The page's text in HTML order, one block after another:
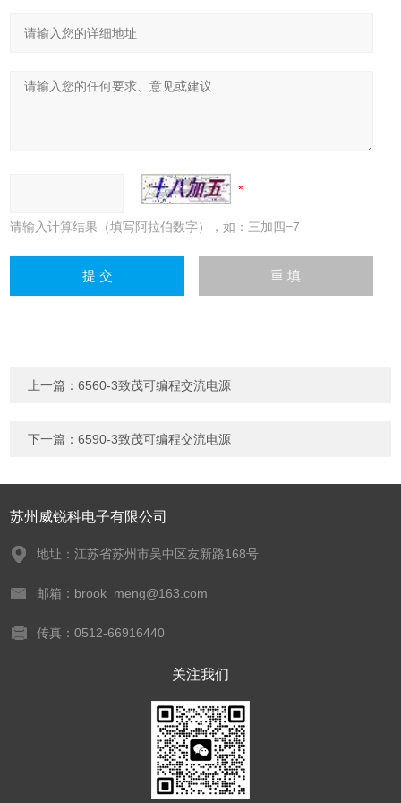
请输入计算结果（填写阿拉伯数字），如：三加四=7
上一篇：6560-3致茂可编程交流电源
下一篇：6590-3致茂可编程交流电源
苏州威锐科电子有限公司
地址：江苏省苏州市吴中区友新路168号
邮箱：brook_meng@163.com
传真：0512-66916440
关注我们